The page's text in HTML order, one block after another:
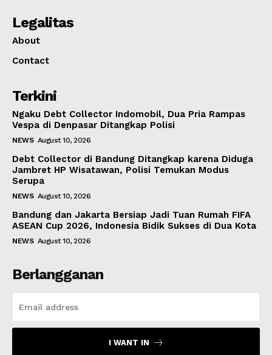
Legalitas
About
Contact
Terkini
Ngaku Debt Collector Indomobil, Dua Pria Rampas
Vespa di Denpasar Ditangkap Polisi
NEWS August 10, 2026
Debt Collector di Bandung Ditangkap karena Diduga
Jambret HP Wisatawan, Polisi Temukan Modus
Serupa
NEWS August 10, 2026
Bandung dan Jakarta Bersiap Jadi Tuan Rumah FIFA
ASEAN Cup 2026, Indonesia Bidik Sukses di Dua Kota
NEWS August 10, 2026
Berlangganan
I WANT IN